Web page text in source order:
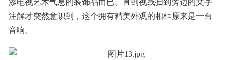
添电视艺术气息的装饰品而已。直到视线扫到旁边的文字
注解才突然意识到，这个拥有精美外观的相框原来是一台
音响。